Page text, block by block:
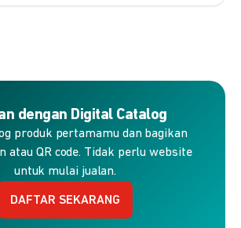
dengan Digital Catalog
produk pertamamu dan bagikan
atau QR code. Tidak perlu website
untuk mulai jualan.
DAFTAR SEKARANG